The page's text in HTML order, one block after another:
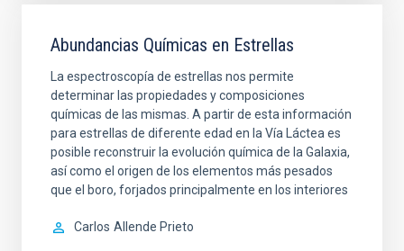
Abundancias Químicas en Estrellas
La espectroscopía de estrellas nos permite
determinar las propiedades y composiciones
químicas de las mismas. A partir de esta información
para estrellas de diferente edad en la Vía Láctea es
posible reconstruir la evolución química de la Galaxia,
así como el origen de los elementos más pesados
que el boro, forjados principalmente en los interiores
Carlos Allende Prieto